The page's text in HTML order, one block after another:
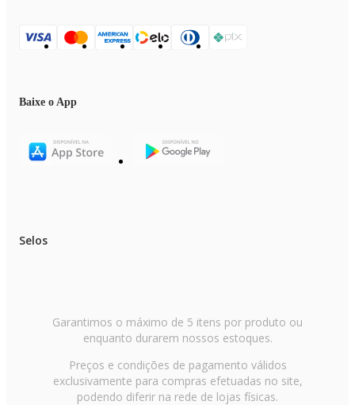
Baixe o App
Selos
Garantimos o máximo de 5 itens por produto ou
enquanto durarem nossos estoques.
Preços e condições de pagamento válidos
exclusivamente para compras efetuadas no site,
podendo diferir na rede de lojas físicas.